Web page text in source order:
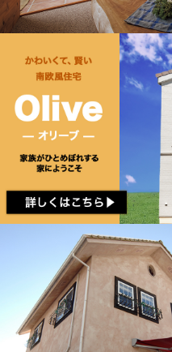
（2）ユーザーにお知ら
アドレスを利用する場
たり必要に応じて連絡
などの連絡先情報を利
（3）ユーザーの本人確
月日，住所，電話番号
カード番号，運転免許
到達結果などの情報を
（4）ユーザーに代金
商品名や数量，利用され
回数，請求金額，氏名，
ジットカード番号など
用する目的
（5）ユーザーが簡便
るために，当社に登録
表示させたり，ユーザ
ービスなど（提携先が
転送したりする目的